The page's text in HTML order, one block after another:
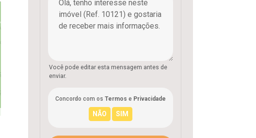
Você pode editar esta mensagem antes de
enviar.
Concordo com os Termos e Privacidade